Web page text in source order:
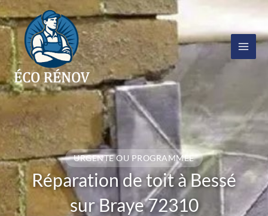
Aller
au
contenu
URGENTE OU PROGRAMMÉE
Réparation de toit à Bessé
sur Braye 72310